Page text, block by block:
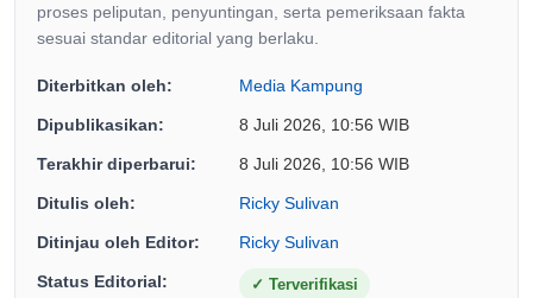
proses peliputan, penyuntingan, serta pemeriksaan fakta
sesuai standar editorial yang berlaku.
Diterbitkan oleh: Media Kampung
Dipublikasikan: 8 Juli 2026, 10:56 WIB
Terakhir diperbarui: 8 Juli 2026, 10:56 WIB
Ditulis oleh: Ricky Sulivan
Ditinjau oleh Editor: Ricky Sulivan
Status Editorial: ✓ Terverifikasi